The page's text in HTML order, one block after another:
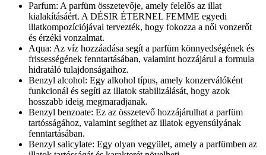
Parfum: A parfüm összetevője, amely felelős az illat
kialakításáért. A DÉSIR ÉTERNEL FEMME egyedi
illatkompozíciójával tervezték, hogy fokozza a női vonzerőt
és érzéki vonzalmat.
Aqua: Az víz hozzáadása segít a parfüm könnyedségének és
frissességének fenntartásában, valamint hozzájárul a formula
hidratáló tulajdonságaihoz.
Benzyl alcohol: Egy alkohol típus, amely konzerválóként
funkcionál és segíti az illatok stabilizálását, hogy azok
hosszabb ideig megmaradjanak.
Benzyl benzoate: Ez az összetevő hozzájárulhat a parfüm
tartósságához, valamint segíthet az illatok egyensúlyának
fenntartásában.
Benzyl salicylate: Egy olyan vegyület, amely a parfümben az